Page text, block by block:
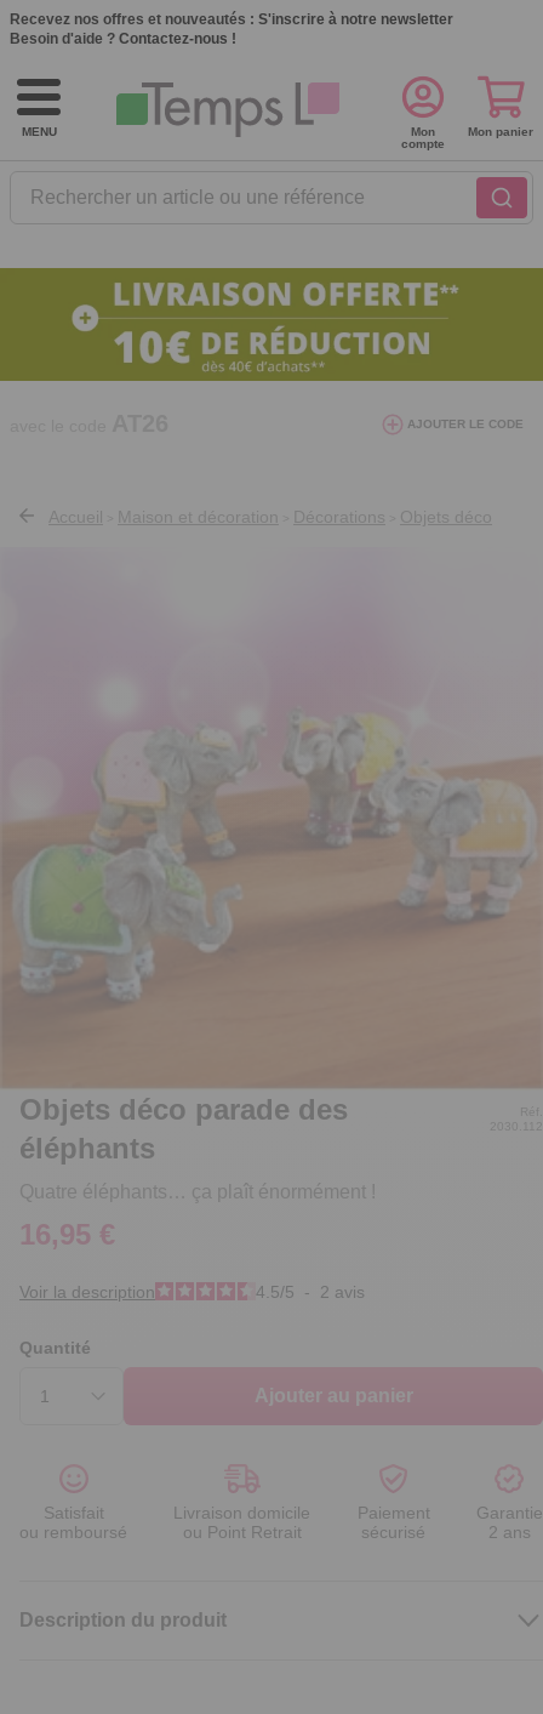
Recevez nos offres et nouveautés : S'inscrire à notre newsletter
Besoin d'aide ? Contactez-nous !
MENU
Rechercher un article ou une référence
Mon
compte
Mon panier
10€ de réduction dès 40€ d'achat. Offre
valable du 03/08/2026 au 12/08/2026.
AJOUTER LE CODE
Accueil Maison et décoration Décorations Objets déco
Objets déco parade des
éléphants
Quatre éléphants… ça plaît énormément !
Réf.
16,95 €
Voir la description 4.5/5 - 2 avis
Quantité
Ajouter au panier
Satisfait
ou remboursé
Livraison domicile
ou Point Retrait
Paiement
sécurisé
Garantie
2 ans
Description du produit